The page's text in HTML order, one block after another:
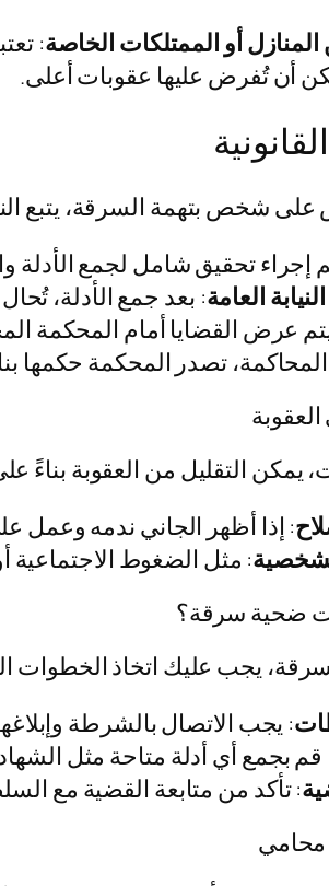
أو الممتلكات الخاصة:
أن تُفرض عليها عقوبات أعلى.
على شخص بتهمة السرقة، يتبع
إجراء تحقيق شامل لجمع الأدلة
العامة: بعد جمع الأدلة،
عرض القضايا أمام المحكمة
تصدر المحكمة حكمها
يمكن التقليل من العقوبة
: إذا أظهر الجاني ندمه وعمل
: مثل الضغوط الاجتماعية
ضحية سرقة؟
يجب عليك اتخاذ الخطوات
: يجب الاتصال بالشرطة
قم بجمع أي أدلة متاحة مثل
: تأكد من متابعة القضية مع
محامي